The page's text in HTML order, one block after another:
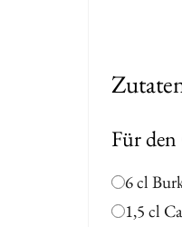
Für
6 cl
1,5 cl